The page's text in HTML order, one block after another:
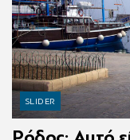
SLIDER